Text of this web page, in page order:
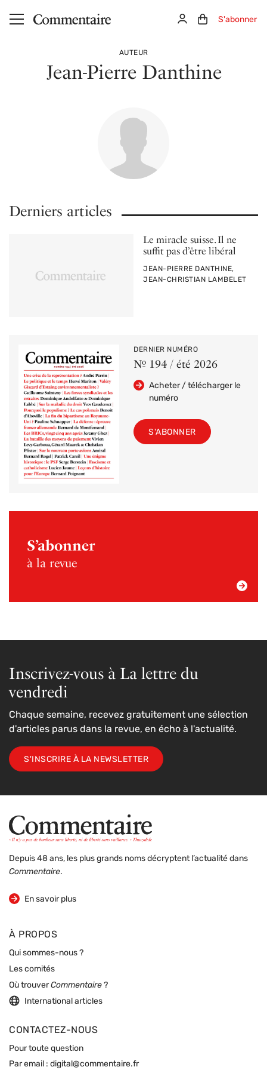
Aller au contenu principal ConnexionPanier (0)
S'abonner
AUTEUR
Jean-Pierre Danthine
Derniers articles
Le miracle suisse. Il ne
suffit pas d’être libéral
PAR
JEAN-PIERRE DANTHINE,
JEAN-CHRISTIAN LAMBELET
DERNIER NUMÉRO
Nº 194 / été 2026
Acheter / télécharger le
numéro
S'ABONNER
S’abonner
à la revue
Inscrivez-vous à La lettre du
vendredi
Chaque semaine, recevez gratuitement une sélection
d'articles parus dans la revue, en écho à l'actualité.
S'INSCRIRE À LA NEWSLETTER
Depuis 48 ans, les plus grands noms décryptent l’actualité dans
Commentaire.
En savoir plus
sur la revue
À PROPOS
Qui sommes-nous ?
Les comités
Où trouverCommentaire ?
International articles
CONTACTEZ-NOUS
Pour toute question
Par email : digital@commentaire.fr